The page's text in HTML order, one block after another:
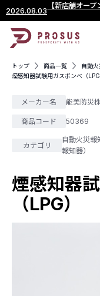
2026.08.03
【新店舗オー
トップ 商品一覧
自動火
煙感知器試験用ガスボンベ（LPG
メーカー名 能美防災
商品コード 50369
カテゴリ
自動火災報
報知器）
煙感知器
（LPG）